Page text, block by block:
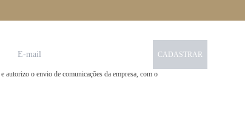
CADASTRAR
e autorizo o envio de comunicações da empresa, com o